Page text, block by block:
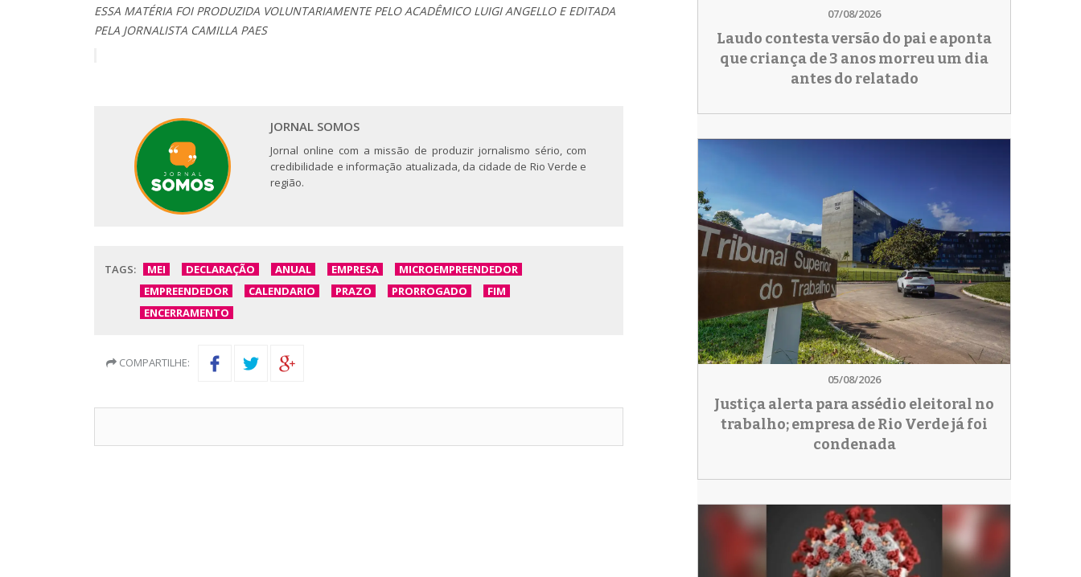
ESSA MATÉRIA FOI PRODUZIDA VOLUNTARIAMENTE PELO ACADÊMICO LUIGI ANGELLO E EDITADA
PELA JORNALISTA CAMILLA PAES
JORNAL SOMOS
Jornal online com a missão de produzir jornalismo sério, com
credibilidade e informação atualizada, da cidade de Rio Verde e
região.
TAGS: MEI DECLARAÇÃO ANUAL EMPRESA
MICROEMPREENDEDOR
EMPREENDEDOR
CALENDARIO PRAZO PRORROGADO
FIM
ENCERRAMENTO
COMPARTILHE:
07/08/2026
Laudo contesta versão do pai e aponta
que criança de 3 anos morreu um dia
antes do relatado
05/08/2026
Justiça alerta para assédio eleitoral no
trabalho; empresa de Rio Verde já foi
condenada